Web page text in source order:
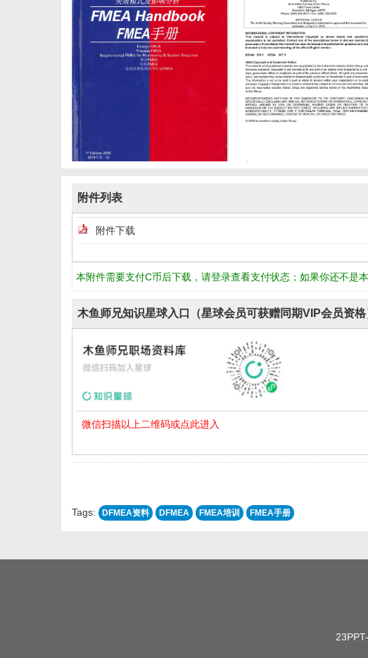
附件列表
附件下载
本附件需要支付C币后下载，请登录查看支付状态；如果你还不是
木鱼师兄知识星球入口（星球会员可获赠同期VIP会员资格
微信扫描以上二维码或点此进入
Tags: DFMEA资料 DFMEA FMEA培训 FMEA手册
23PPT